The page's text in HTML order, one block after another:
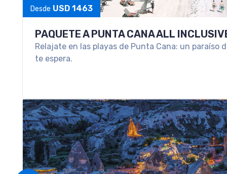
PAQUETE A SAMANA
Disfruta de una semana soñada en las cálidas